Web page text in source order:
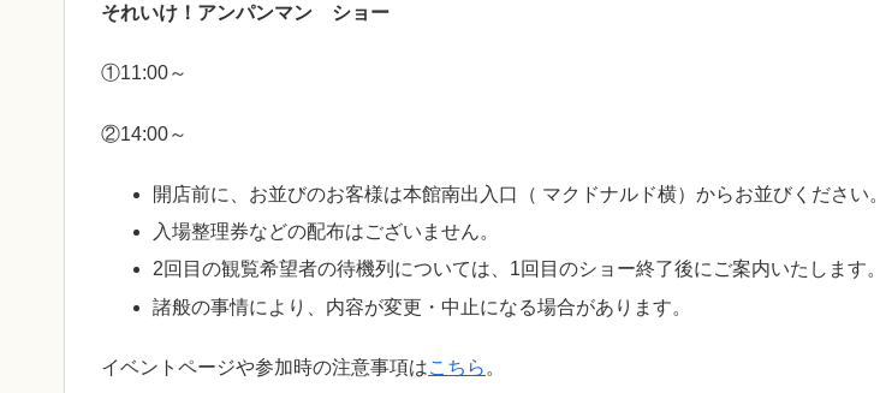
それいけ！アンパンマン ショー
①11:00～
②14:00～
開店前に、お並びのお客様は本館南出入口（ マクドナルド横）からお並びください。
入場整理券などの配布はございません。
2回目の観覧希望者の待機列については、1回目のショー終了後にご案内いたします。
諸般の事情により、内容が変更・中止になる場合があります。
イベントページや参加時の注意事項はこちら 。